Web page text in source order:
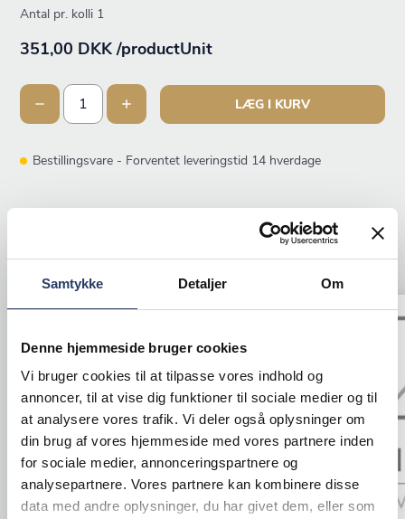
Samtykke Detaljer Om
Denne hjemmeside bruger cookies
Vi bruger cookies til at tilpasse vores indhold og
annoncer, til at vise dig funktioner til sociale medier og til
at analysere vores trafik. Vi deler også oplysninger om
din brug af vores hjemmeside med vores partnere inden
for sociale medier, annonceringspartnere og
analysepartnere. Vores partnere kan kombinere disse
data med andre oplysninger, du har givet dem, eller som
Antal pr. kolli 1
351,00 DKK /productUnit
LÆG I KURV
Bestillingsvare - Forventet leveringstid 14 hverdage